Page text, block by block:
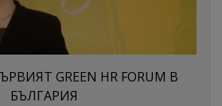
GREEN HR FORUM В
БЪЛГАРИЯ